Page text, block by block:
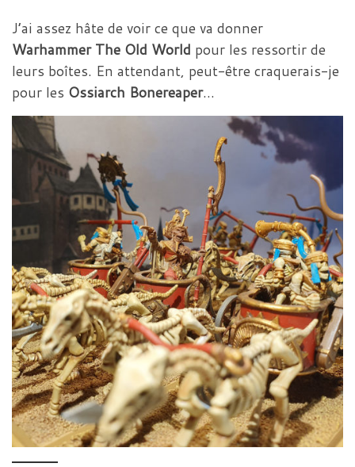
J’ai assez hâte de voir ce que va donner
Warhammer The Old World pour les ressortir de
leurs boîtes. En attendant, peut-être craquerais-je
pour les Ossiarch Bonereaper…